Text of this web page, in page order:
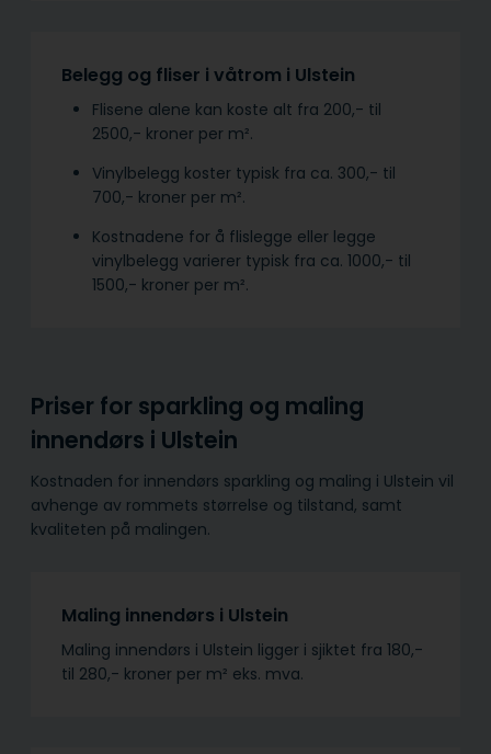
Belegg og fliser i våtrom i Ulstein
Flisene alene kan koste alt fra 200,- til
2500,- kroner per m².
Vinylbelegg koster typisk fra ca. 300,- til
700,- kroner per m².
Kostnadene for å flislegge eller legge
vinylbelegg varierer typisk fra ca. 1000,- til
1500,- kroner per m².
Priser for sparkling og maling
innendørs i Ulstein
Kostnaden for innendørs sparkling og maling i Ulstein vil
avhenge av rommets størrelse og tilstand, samt
kvaliteten på malingen.
Maling innendørs i Ulstein
Maling innendørs i Ulstein ligger i sjiktet fra 180,-
til 280,- kroner per m² eks. mva.